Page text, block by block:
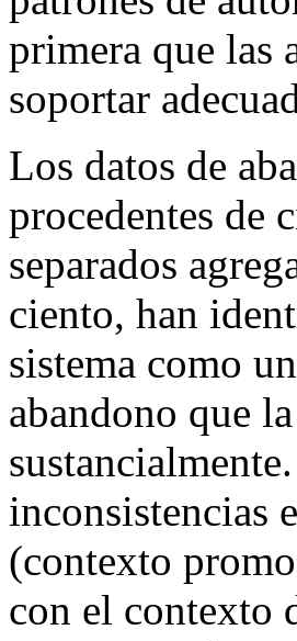
primera que las
soportar
Los datos de
procedentes de
separados
ciento, han
sistema como
abandono que
inconsistencias
(contexto
con el contexto